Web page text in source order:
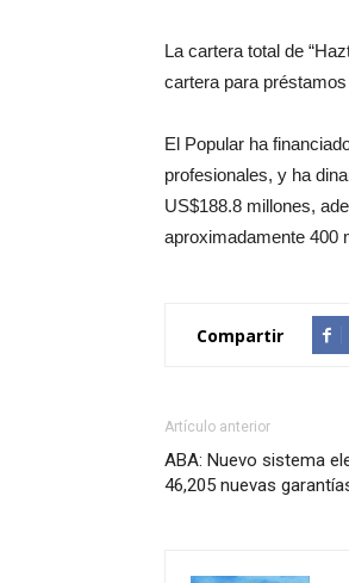
La cartera total de
cartera para
El Popular ha
profesionales, y ha
US$188.8 millones,
aproximadamente 400
Compartir
Artículo anterior
ABA: Nuevo sistema
46,205 nuevas